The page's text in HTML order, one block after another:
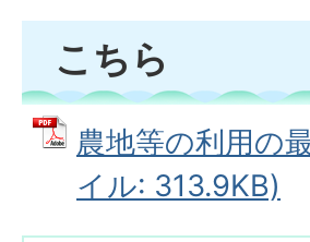
こちら
農地等の利用の
イル: 313.9KB)